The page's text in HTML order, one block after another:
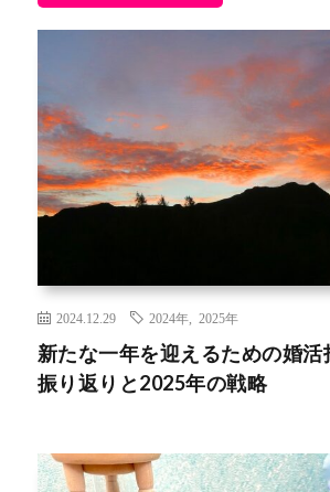
2024.12.29 2024年, 2025年
新たな一年を迎えるための婚
振り返りと2025年の戦略